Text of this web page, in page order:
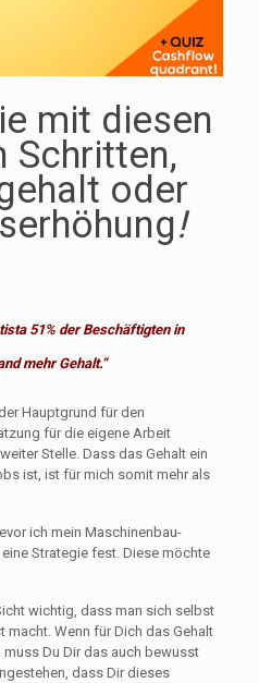
mit diesen
Schritten,
oder
!
51% der Beschäftigten in
mehr Gehalt.“
Hauptgrund für den
für die eigene Arbeit
Stelle. Dass das Gehalt ein
ist, ist für mich somit mehr als
ich mein Maschinenbau-
Strategie fest. Diese möchte
wichtig, dass man sich selbst
macht. Wenn für Dich das Gehalt
Du Dir das auch bewusst
dass Dir dieses